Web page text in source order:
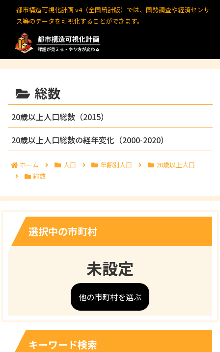
都市構造可視化計画 v4（全国統計版）では、国勢調査や経済センサ
ス等のデータを可視化することができます。
総数
20歳以上人口総数（2015）
20歳以上人口総数の経年変化（2000-2020）
ホーム 人口 年齢別人口
20歳以上人口
総数
選択中の市町村
未設定
他の市町村を選ぶ
キーワード検索